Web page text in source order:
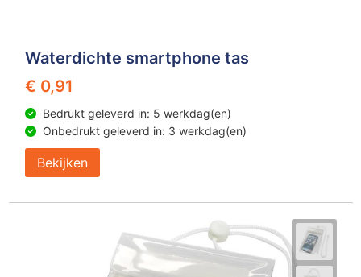
Waterdichte smartphone tas
€ 0,91
Bedrukt geleverd in: 5 werkdag(en)
Onbedrukt geleverd in: 3 werkdag(en)
Bekijken